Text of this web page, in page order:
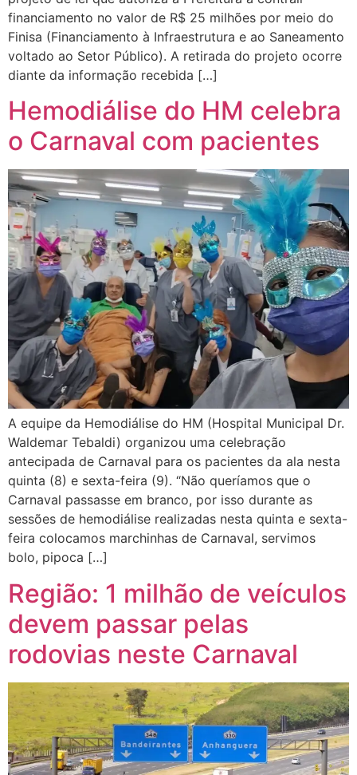
financiamento no valor de R$ 25 milhões por meio do
Finisa (Financiamento à Infraestrutura e ao Saneamento
voltado ao Setor Público). A retirada do projeto ocorre
diante da informação recebida […]
Hemodiálise do HM celebra
o Carnaval com pacientes
A equipe da Hemodiálise do HM (Hospital Municipal Dr.
Waldemar Tebaldi) organizou uma celebração
antecipada de Carnaval para os pacientes da ala nesta
quinta (8) e sexta-feira (9). “Não queríamos que o
Carnaval passasse em branco, por isso durante as
sessões de hemodiálise realizadas nesta quinta e sexta-
feira colocamos marchinhas de Carnaval, servimos
bolo, pipoca […]
Região: 1 milhão de veículos
devem passar pelas
rodovias neste Carnaval